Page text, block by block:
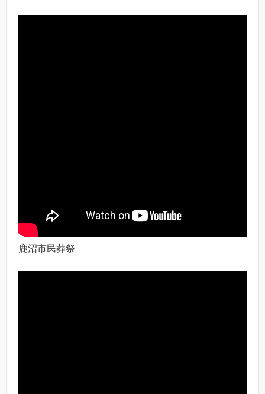
鹿沼市民葬祭